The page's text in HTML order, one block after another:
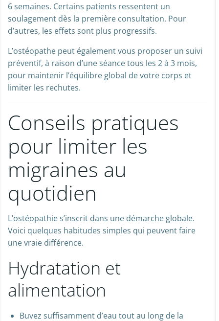
6 semaines. Certains patients ressentent un
soulagement dès la première consultation. Pour
d’autres, les effets sont plus progressifs.
L’ostéopathe peut également vous proposer un suivi
préventif, à raison d’une séance tous les 2 à 3 mois,
pour maintenir l’équilibre global de votre corps et
limiter les rechutes.
Conseils pratiques
pour limiter les
migraines au
quotidien
L’ostéopathie s’inscrit dans une démarche globale.
Voici quelques habitudes simples qui peuvent faire
une vraie différence.
Hydratation et
alimentation
Buvez suffisamment d’eau tout au long de la